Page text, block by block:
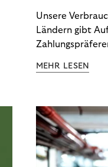
Unsere
Ländern gibt
Ergebnisse, um
MEHR LESEN